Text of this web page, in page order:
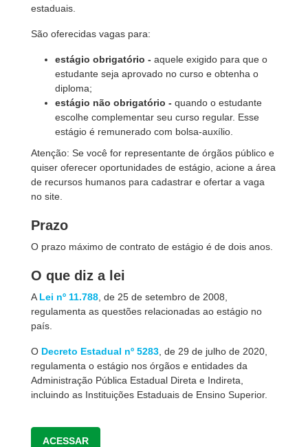
estaduais.
São oferecidas vagas para:
estágio obrigatório - aquele exigido para que o
estudante seja aprovado no curso e obtenha o
diploma;
estágio não obrigatório - quando o estudante
escolhe complementar seu curso regular. Esse
estágio é remunerado com bolsa-auxílio.
Atenção: Se você for representante de órgãos público e
quiser oferecer oportunidades de estágio, acione a área
de recursos humanos para cadastrar e ofertar a vaga
no site.
Prazo
O prazo máximo de contrato de estágio é de dois anos.
O que diz a lei
A Lei nº 11.788 , de 25 de setembro de 2008,
regulamenta as questões relacionadas ao estágio no
país.
O Decreto Estadual nº 5283 , de 29 de julho de 2020,
regulamenta o estágio nos órgãos e entidades da
Administração Pública Estadual Direta e Indireta,
incluindo as Instituições Estaduais de Ensino Superior.
ACESSAR